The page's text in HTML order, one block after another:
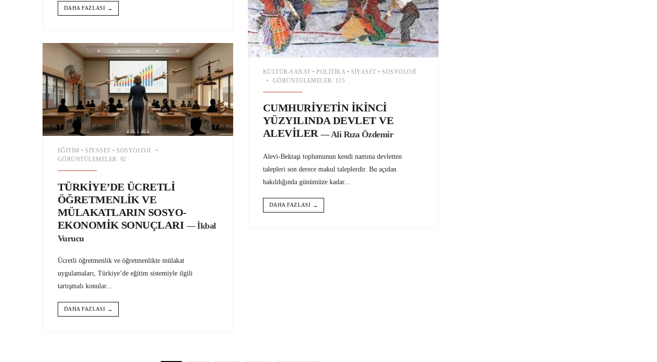
DAHA FAZLASI →
KÜLTÜR-SANAT •POLITIKA • SIYASET • SOSYOLOJI
•
GÖRÜNTÜLEMELER: 115
CUMHURİYETİN İKİNCİ
YÜZYILINDA DEVLET VE
ALEVİLER — Ali Rıza Özdemir
Alevi-Bektaşi toplumunun kendi namına devletten
talepleri son derece makul taleplerdir. Bu açıdan
bakıldığında günümüze kadar...
DAHA FAZLASI →
EĞITIM • SIYASET • SOSYOLOJI
•
GÖRÜNTÜLEMELER: 92
TÜRKİYE’DE ÜCRETLİ
ÖĞRETMENLİK VE
MÜLAKATLARIN SOSYO-
EKONOMİK SONUÇLARI — İkbal
Vurucu
Ücretli öğretmenlik ve öğretmenlikte mülakat
uygulamaları, Türkiye’de eğitim sistemiyle ilgili
tartışmalı konular...
DAHA FAZLASI →